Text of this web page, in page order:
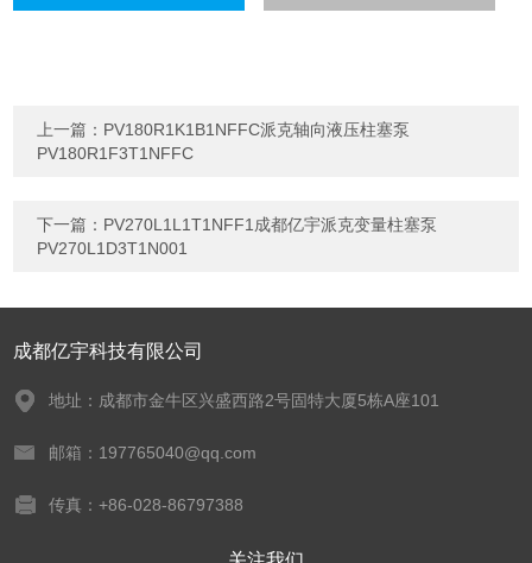
上一篇： PV180R1K1B1NFFC派克轴向液压柱塞泵
PV180R1F3T1NFFC
下一篇： PV270L1L1T1NFF1成都亿宇派克变量柱塞泵
PV270L1D3T1N001
成都亿宇科技有限公司
地址：成都市金牛区兴盛西路2号固特大厦5栋A座101
邮箱：197765040@qq.com
传真：+86-028-86797388